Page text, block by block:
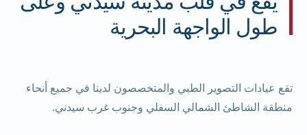
طول الواجهة البحرية
تقع عيادات التصوير الطبي والمتخصصون لدينا في جميع أنحاء
منطقة الشاطئ الشمالي السفلي وجنوب غرب سيدني.